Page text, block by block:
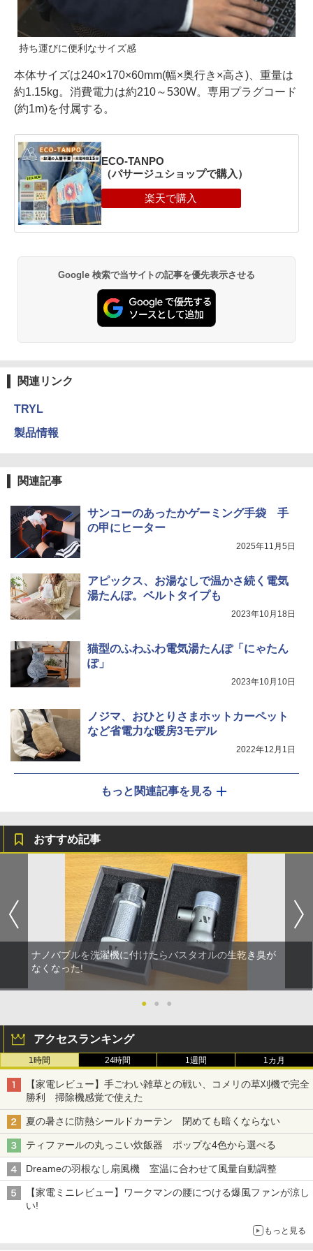
持ち運びに便利なサイズ感
本体サイズは240×170×60mm(幅×奥行き×高さ)、重量は
約1.15kg。消費電力は約210～530W。専用プラグコード
(約1m)を付属する。
ECO-TANPO
（パサージュショップで購入）
Google 検索で当サイトの記事を優先表示させる
関連リンク
TRYL
製品情報
関連記事
サンコーのあったかゲーミング手袋 手
の甲にヒーター
2025年11月5日
アピックス、お湯なしで温かさ続く電気
湯たんぽ。ベルトタイプも
2023年10月18日
猫型のふわふわ電気湯たんぽ「にゃたん
ぽ」
2023年10月10日
ノジマ、おひとりさまホットカーペット
など省電力な暖房3モデル
2022年12月1日
もっと関連記事を見る
おすすめ記事
ナノバブルを洗濯機に付けたらバスタオルの生乾き臭が
なくなった!
● ● ●
アクセスランキング
1時間 24時間 1週間 1カ月
【家電レビュー】手ごわい雑草との戦い、コメリの草刈機で完全
勝利 掃除機感覚で使えた
夏の暑さに防熱シールドカーテン 閉めても暗くならない
ティファールの丸っこい炊飯器 ポップな4色から選べる
Dreameの羽根なし扇風機 室温に合わせて風量自動調整
【家電ミニレビュー】ワークマンの腰につける爆風ファンが涼し
い!
もっと見る